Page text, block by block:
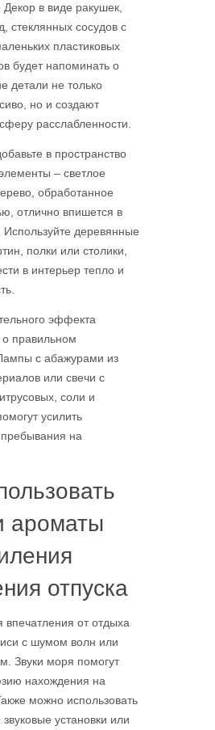
в виде ракушек,
стеклянных сосудов с
пластиковых
будет напоминать о
детали не только
но и создают
расслабленности.
в пространство
– светлое
обработанное
отлично впишется в
деревянные
полки или столики,
в интерьер тепло и
эффекта
о правильном
с абажурами из
или свечи с
соли и
усилить
на
ароматы
отпуска
впечатления от отдыха
с шумом волн или
Звуки моря помогут
нахождения на
можно использовать
установки или